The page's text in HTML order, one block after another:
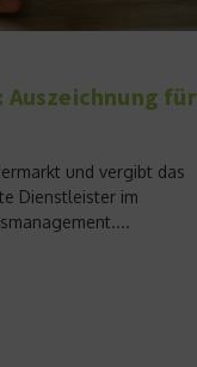
für
und vergibt das
Dienstleister im